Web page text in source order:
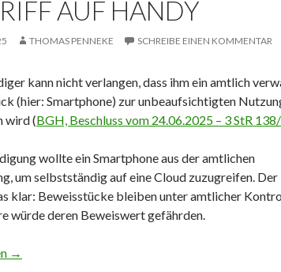
AUF HANDY
THOMAS PENNEKE SCHREIBE EINEN KOMMENTAR
kann nicht verlangen, dass ihm ein amtlich
(hier: Smartphone) zur unbeaufsichtigten
wird (BGH, Beschluss vom 24.06.2025 – 3 StR
wollte ein Smartphone aus der amtlichen
um selbstständig auf eine Cloud zuzugreifen.
klar: Beweisstücke bleiben unter amtlicher
würde deren Beweiswert gefährden.
Zugriff auf Handy
→